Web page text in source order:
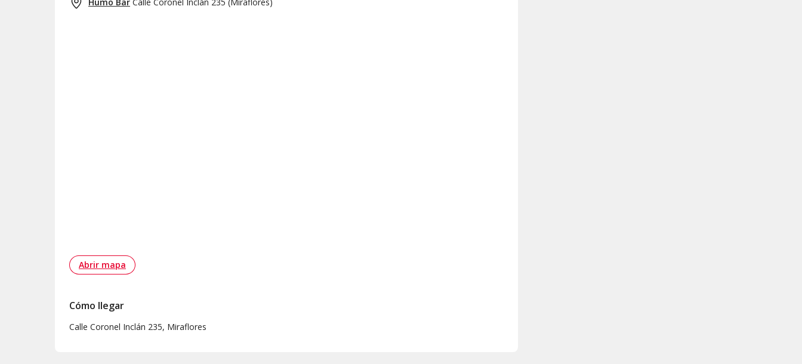
Abrir mapa
Cómo llegar
Calle Coronel Inclán 235, Miraflores